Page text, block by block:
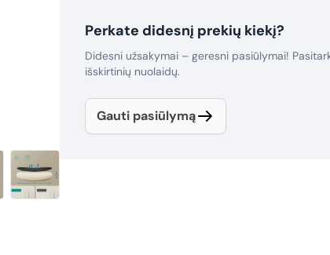
Perkate didesnį prekių kiekį?
Didesni užsakymai – geresni pasiūlymai!
išskirtinių nuolaidų.
Gauti pasiūlymą